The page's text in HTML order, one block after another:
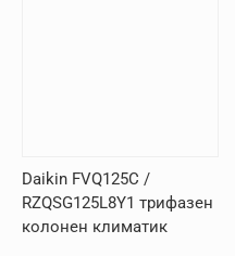
Daikin FVQ125C /
RZQSG125L8Y1 трифазен
колонен климатик